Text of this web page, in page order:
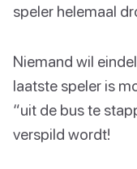
speler helemaal
Niemand wil
laatste speler is
“uit de bus te
verspild wordt!